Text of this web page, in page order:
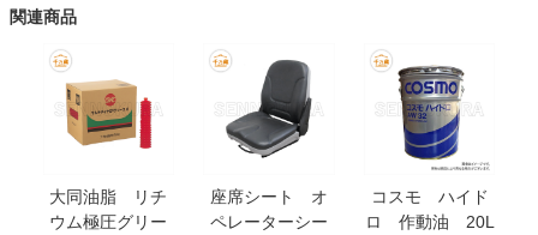
関連商品
大同油脂 リチ
ウム極圧グリー
座席シート オ
ペレーターシー
コスモ ハイド
ロ 作動油 20L